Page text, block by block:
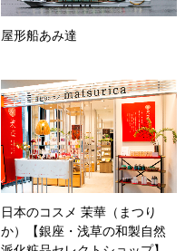
屋形船あみ達
日本のコスメ 茉華（まつり
か）【銀座・浅草の和製自然